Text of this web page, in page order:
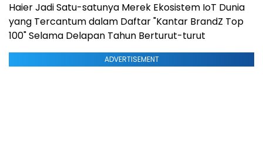
Haier Jadi Satu-satunya Merek Ekosistem IoT Dunia
yang Tercantum dalam Daftar "Kantar BrandZ Top
100" Selama Delapan Tahun Berturut-turut
ADVERTISEMENT